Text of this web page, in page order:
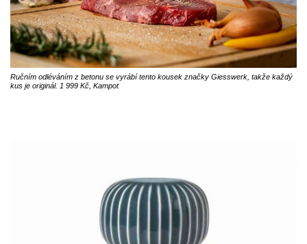
Ručním odléváním z betonu se vyrábí tento kousek značky Giesswerk, takže každý
kus je originál. 1 999 Kč, Kampot